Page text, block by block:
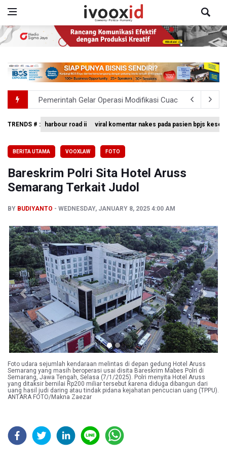
Pemerintah Gelar Operasi Modifikasi Cuaca Percepat
Swiss-Belcourt Bogor Hadirkan Promo "Merdeka
Polisi Selidiki Temuan Senjata Api di Yayasan Sekolah
995 Senjata Api Ditemukan di Sekolah Swasta di
TRENDS # : harbour road ii viral komentar nakes pada pasien bpjs
BERITA UTAMA VOOXLAW FOTO
Bareskrim Polri Sita Hotel Aruss
Semarang Terkait Judol
BY BUDIYANTO WEDNESDAY, JANUARY 8, 2025 4:00 AM
Previous Next
Foto udara sejumlah kendaraan melintas di depan gedung Hotel Aruss
Semarang yang masih beroperasi usai disita Bareskrim Mabes Polri di
Semarang, Jawa Tengah, Selasa (7/1/2025). Polri menyita Hotel Aruss
yang ditaksir bernilai Rp200 miliar tersebut karena diduga dibangun dari
uang hasil judi daring atau tindak pidana kejahatan pencucian uang (TPPU).
ANTARA FOTO/Makna Zaezar